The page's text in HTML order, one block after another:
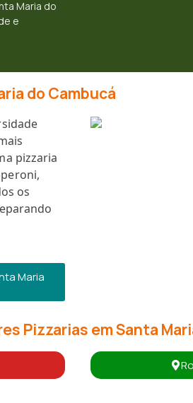
Maria do
e
do Cambucá
pizzaria
os
Maria
Pizzarias em Santa